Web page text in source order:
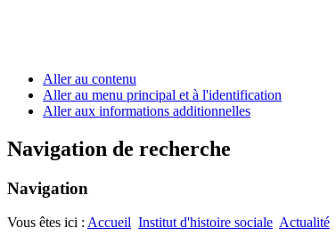
Aller au contenu
Aller au menu principal et à l'identification
Aller aux informations additionnelles
Navigation de recherche
Navigation
Vous êtes ici : Accueil Institut d'histoire sociale Actualité